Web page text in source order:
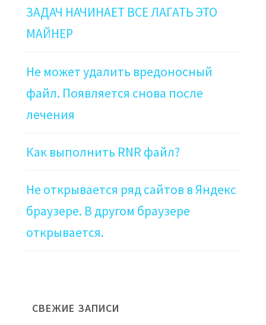
ЗАДАЧ НАЧИНАЕТ ВСЕ ЛАГАТЬ ЭТО
МАЙНЕР
Не может удалить вредоносный
файл. Появляется снова после
лечения
Как выполнить RNR файл?
Не открывается ряд сайтов в Яндекс
браузере. В другом браузере
открывается.
СВЕЖИЕ ЗАПИСИ